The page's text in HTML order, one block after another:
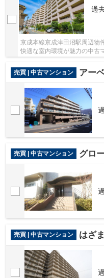
過
京成本線京成津田沼駅周辺物
快適な室内環境が魅力の中古
分に位置する物件です。習志
売買 | 中古マンション
アー
売買 | 中古マンション グロ
売買 | 中古マンション はざ